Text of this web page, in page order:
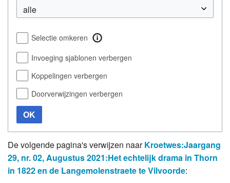
Selectie omkeren
Invoeging sjablonen verbergen
Koppelingen verbergen
Doorverwijzingen verbergen
OK
De volgende pagina's verwijzen naarKroetwes:Jaargang
29, nr. 02, Augustus 2021:Het echtelijk drama in Thorn
in 1822 en de Langemolenstraete te Vilvoorde: